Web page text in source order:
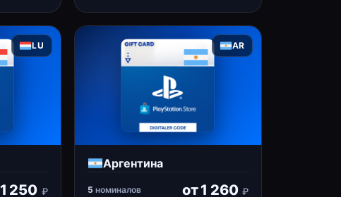
LU
1 250 ₽
AR
Аргентина
5 номиналов от1 260 ₽